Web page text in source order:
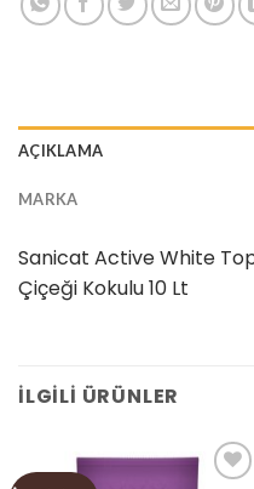
AÇIKLAMA
MARKA
Sanicat Active White
Çiçeği Kokulu 10 Lt
İLGILI ÜRÜNLER